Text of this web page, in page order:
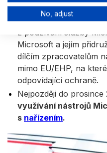
S účinností od
pozastavit veškeré
z používání služby
Microsoft a jejím
dílčím zpracovatelům
mimo EU/EHP, na
odpovídající ochraně.
Nejpozději do prosince
využívání nástrojů
s nařízením.
Your consent and the cookie
website/app.
We use your data for the
IAB processing purposes:
Store and/or access
device
Use limited data to
Create profiles for
Use profiles to select
No, adjust